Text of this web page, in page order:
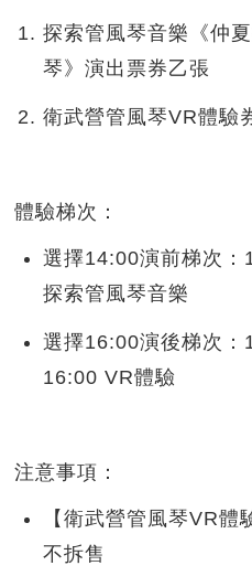
探索管風琴音樂《仲
琴》演出票券乙張
衛武營管風琴VR體驗
體驗梯次：
選擇14:00演前梯次
探索管風琴音樂
選擇16:00演後梯次
16:00 VR體驗
注意事項：
【衛武營管風琴VR
不拆售